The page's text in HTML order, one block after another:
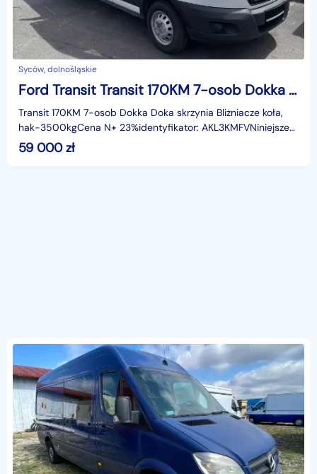
Syców, dolnośląskie
Ford Transit Transit 170KM 7-osob Dokka Doka skrzynia Bliżniak 99tkm hak-3500kg20
Transit 170KM 7-osob Dokka Doka skrzynia Bliżniacze koła,
hak-3500kgCena N+ 23%identyfikator: AKL3KMFVNiniejsze
ogłoszenie jest wyłącznie informacją handlową i
59 000zł